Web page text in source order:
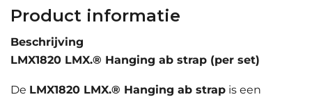
Product informatie
Beschrijving
LMX1820 LMX.® Hanging ab strap (per set)
De LMX1820 LMX.® Hanging ab strap is een